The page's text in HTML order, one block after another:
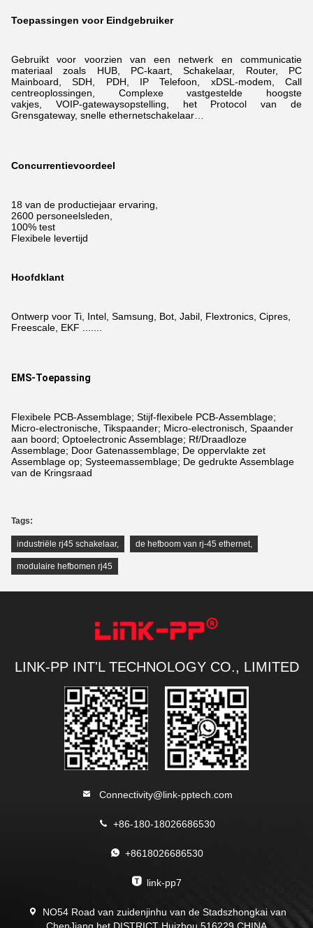
Toepassingen voor Eindgebruiker
Gebruikt voor voorzien van een netwerk en communicatie
materiaal zoals HUB, PC-kaart, Schakelaar, Router, PC
Mainboard, SDH, PDH, IP Telefoon, xDSL-modem,
Call
centreoplossingen, Complexe vastgestelde hoogste
vakjes, VOIP-gatewaysopstelling, het Protocol van de
Grensgateway, snelle ethernetschakelaar…
Concurrentievoordeel
18 van de productiejaar ervaring,
2600 personeelsleden,
100% test
Flexibele levertijd
Hoofdklant
Ontwerp voor Ti, Intel, Samsung, Bot, Jabil, Flextronics, Cipres,
Freescale, EKF .......
EMS-Toepassing
Flexibele PCB-Assemblage; Stijf-flexibele PCB-Assemblage;
Micro-electronische, Tikspaander; Micro-electronisch, Spaander
aan boord; Optoelectronic Assemblage; Rf/Draadloze
Assemblage; Door Gatenassemblage; De oppervlakte zet
Assemblage op; Systeemassemblage; De gedrukte Assemblage
van de Kringsraad
Tags:
industriële rj45 schakelaar, de hefboom van rj-45 ethernet,
modulaire hefbomen rj45
LINK-PP INT'L TECHNOLOGY CO., LIMITED
Connectivity@link-pptech.com
+86-180-18026686530
+8618026686530
link-pp7
NO54 Road van zuidenjinhu van de Stadszhongkai van